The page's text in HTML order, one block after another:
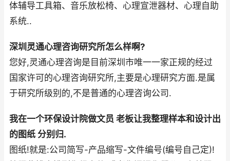
体辅导工具箱、音乐放松椅、心理宣泄器材、心理自助
系统..
深圳灵通心理咨询研究所怎么样啊?
您好,灵通心理咨询是目前深圳市唯一一家正规的经过
国家许可的心理咨询研究所,主要是心理研究方面.是属
于研究所级别的,不是普通的心理咨询公司.
我在一个环保设计院做文员 老板让我整理样本和设计出
的图纸 分别归.
图纸!就是:公司简写-产品缩写-文件编号(编号自己定)!